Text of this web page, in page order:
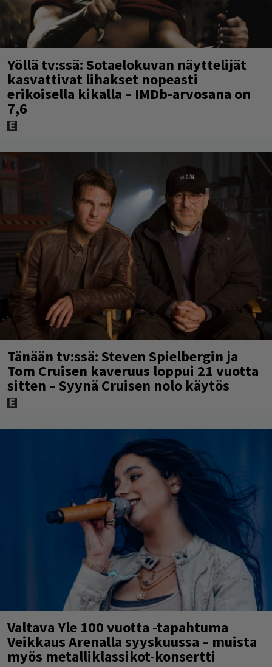
Yöllä tv:ssä: Sotaelokuvan näyttelijät
kasvattivat lihakset nopeasti
erikoisella kikalla – IMDb-arvosana on
7,6
Tänään tv:ssä: Steven Spielbergin ja
Tom Cruisen kaveruus loppui 21 vuotta
sitten – Syynä Cruisen nolo käytös
Valtava Yle 100 vuotta -tapahtuma
Veikkaus Arenalla syyskuussa – muista
myös metalliklassikot-konsertti